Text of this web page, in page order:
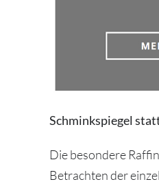
Schminkspiegel
Die besondere
Betrachten der